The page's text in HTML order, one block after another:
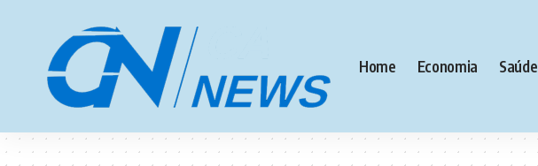
Home Economia Saúde